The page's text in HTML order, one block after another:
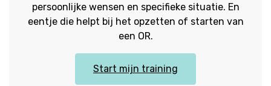
persoonlijke wensen en specifieke situatie. En
eentje die helpt bij het opzetten of starten van
een OR.
Start mijn training